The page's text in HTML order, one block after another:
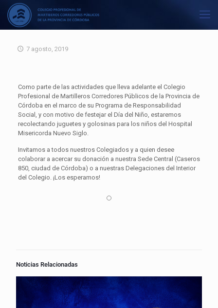
7 agosto, 2019
Como parte de las actividades que lleva adelante el Colegio
Profesional de Martilleros Corredores Públicos de la Provincia de
Córdoba en el marco de su Programa de Responsabilidad
Social, y con motivo de festejar el Día del Niño, estaremos
recolectando juguetes y golosinas para los niños del Hospital
Misericorda Nuevo Siglo.
Invitamos a todos nuestros Colegiados y a quien desee
colaborar a acercar su donación a nuestra Sede Central (Caseros
850, ciudad de Córdoba) o a nuestras Delegaciones del Interior
del Colegio. ¡Los esperamos!
Noticias Relacionadas